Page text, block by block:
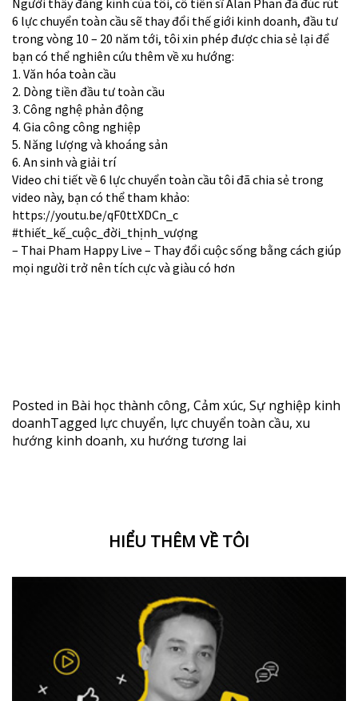
Người thầy đáng kính của tôi, cố tiến sĩ Alan Phan đã đúc rút
6 lực chuyển toàn cầu sẽ thay đổi thế giới kinh doanh, đầu tư
trong vòng 10 – 20 năm tới, tôi xin phép được chia sẻ lại để
bạn có thể nghiên cứu thêm về xu hướng:
1. Văn hóa toàn cầu
2. Dòng tiền đầu tư toàn cầu
3. Công nghệ phản động
4. Gia công công nghiệp
5. Năng lượng và khoáng sản
6. An sinh và giải trí
Video chi tiết về 6 lực chuyển toàn cầu tôi đã chia sẻ trong
video này, bạn có thể tham khảo:
https://youtu.be/qF0ttXDCn_c
#thiết_kế_cuộc_đời_thịnh_vượng
– Thai Pham Happy Live – Thay đổi cuộc sống bằng cách giúp
mọi người trở nên tích cực và giàu có hơn
Posted in Bài học thành công, Cảm xúc, Sự nghiệp kinh
doanhTagged lực chuyển, lực chuyển toàn cầu, xu
hướng kinh doanh, xu hướng tương lai
HIỂU THÊM VỀ TÔI